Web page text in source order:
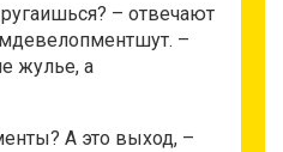
– отвечают
–
жулье, а
А это выход, –